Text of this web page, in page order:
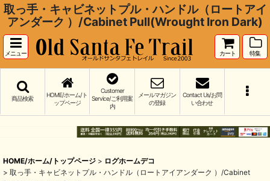
取っ手・キャビネットプル・ハンドル（ロートアイ
アンダーク ）/Cabinet Pull(Wrought Iron Dark)
メニュー カート 特集
商品検索
HOME/ホーム/ト
ップページ
Customer
Service/ご利用案
内
メールマガジン
の登録
Contact Us/お問
い合わせ
HOME/ホーム/トップページ > ログホームデコ
> 取っ手・キャビネットプル・ハンドル（ロートアイアンダーク ）/Cabinet